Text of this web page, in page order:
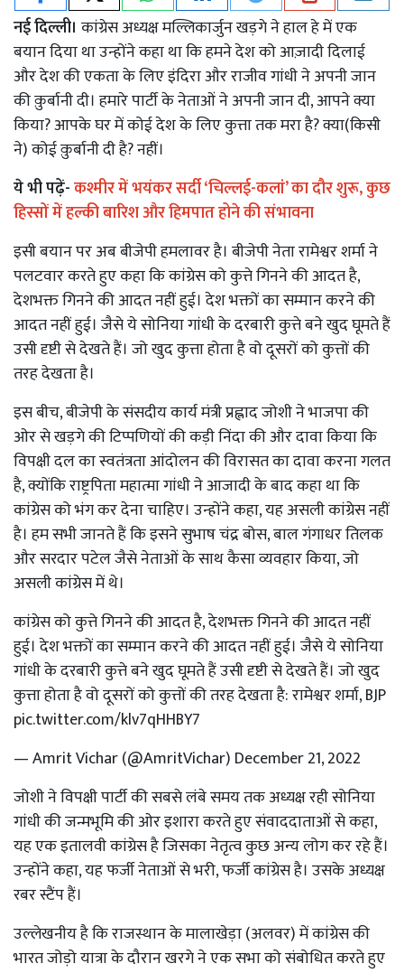
नई दिल्ली। कांग्रेस अध्यक्ष मल्लिकार्जुन खड़गे ने हाल हे में एक
बयान दिया था उन्होंने कहा था कि हमने देश को आज़ादी दिलाई
और देश की एकता के लिए इंदिरा और राजीव गांधी ने अपनी जान
की क़ुर्बानी दी। हमारे पार्टी के नेताओं ने अपनी जान दी, आपने क्या
किया? आपके घर में कोई देश के लिए कुत्ता तक मरा है? क्या(किसी
ने) कोई क़ुर्बानी दी है? नहीं।
ये भी पढ़ें-कश्मीर में भयंकर सर्दी ‘चिल्लई-कलां’ का दौर शुरू, कुछ
हिस्सों में हल्की बारिश और हिमपात होने की संभावना
इसी बयान पर अब बीजेपी हमलावर है। बीजेपी नेता रामेश्वर शर्मा ने
पलटवार करते हुए कहा कि कांग्रेस को कुत्ते गिनने की आदत है,
देशभक्त गिनने की आदत नहीं हुई। देश भक्तों का सम्मान करने की
आदत नहीं हुई। जैसे ये सोनिया गांधी के दरबारी कुत्ते बने खुद घूमते हैं
उसी दृष्टी से देखते हैं। जो खुद कुत्ता होता है वो दूसरों को कुत्तों की
तरह देखता है।
इस बीच, बीजेपी के संसदीय कार्य मंत्री प्रह्लाद जोशी ने भाजपा की
ओर से खड़गे की टिप्पणियों की कड़ी निंदा की और दावा किया कि
विपक्षी दल का स्वतंत्रता आंदोलन की विरासत का दावा करना गलत
है, क्योंकि राष्ट्रपिता महात्मा गांधी ने आजादी के बाद कहा था कि
कांग्रेस को भंग कर देना चाहिए। उन्होंने कहा, यह असली कांग्रेस नहीं
है। हम सभी जानते हैं कि इसने सुभाष चंद्र बोस, बाल गंगाधर तिलक
और सरदार पटेल जैसे नेताओं के साथ कैसा व्यवहार किया, जो
असली कांग्रेस में थे।
कांग्रेस को कुत्ते गिनने की आदत है, देशभक्त गिनने की आदत नहीं
हुई। देश भक्तों का सम्मान करने की आदत नहीं हुई। जैसे ये सोनिया
गांधी के दरबारी कुत्ते बने खुद घूमते हैं उसी दृष्टी से देखते हैं। जो खुद
कुत्ता होता है वो दूसरों को कुत्तों की तरह देखता है: रामेश्वर शर्मा, BJP
pic.twitter.com/klv7qHHBY7
— Amrit Vichar (@AmritVichar) December 21, 2022
जोशी ने विपक्षी पार्टी की सबसे लंबे समय तक अध्यक्ष रही सोनिया
गांधी की जन्मभूमि की ओर इशारा करते हुए संवाददाताओं से कहा,
यह एक इतालवी कांग्रेस है जिसका नेतृत्व कुछ अन्य लोग कर रहे हैं।
उन्होंने कहा, यह फर्जी नेताओं से भरी, फर्जी कांग्रेस है। उसके अध्यक्ष
रबर स्टैंप हैं।
उल्लेखनीय है कि राजस्थान के मालाखेड़ा (अलवर) में कांग्रेस की
भारत जोड़ो यात्रा के दौरान खरगे ने एक सभा को संबोधित करते हुए